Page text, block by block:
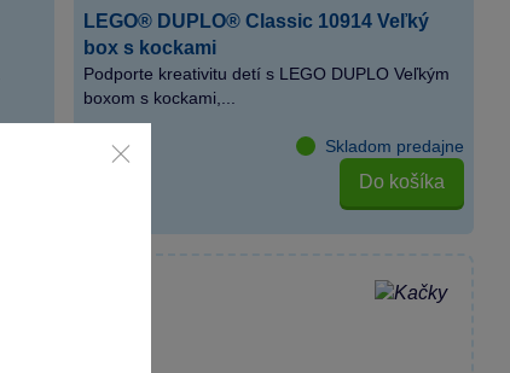
LEGO® DUPLO® Classic 10914 Veľký
box s kockami
Podporte kreativitu detí s LEGO DUPLO Veľkým
boxom s kockami,...
Skladom predajne
Do košíka